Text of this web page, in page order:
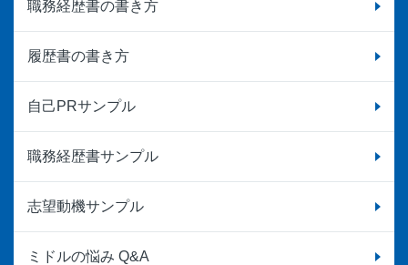
職務経歴書の書き方
履歴書の書き方
自己PRサンプル
職務経歴書サンプル
志望動機サンプル
ミドルの悩み Q&A